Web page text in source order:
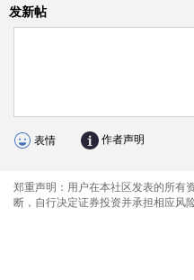
发新帖
表情 作者声明
郑重声明：用户在本社区发表的所有
断，自行决定证券投资并承担相应风险